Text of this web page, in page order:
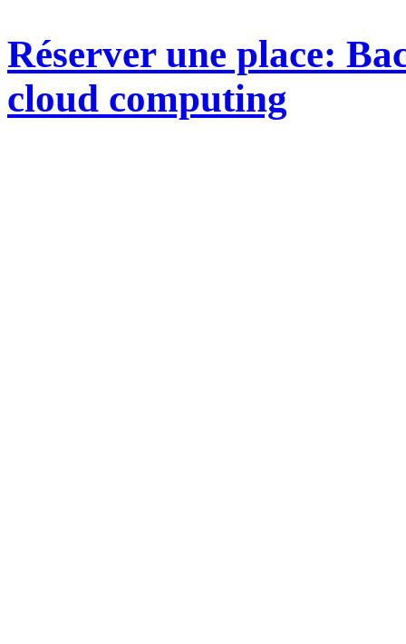
Réserver une place:
cloud computing